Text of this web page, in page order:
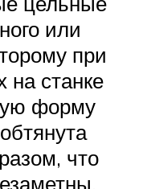
или
при
на станке
форму
что